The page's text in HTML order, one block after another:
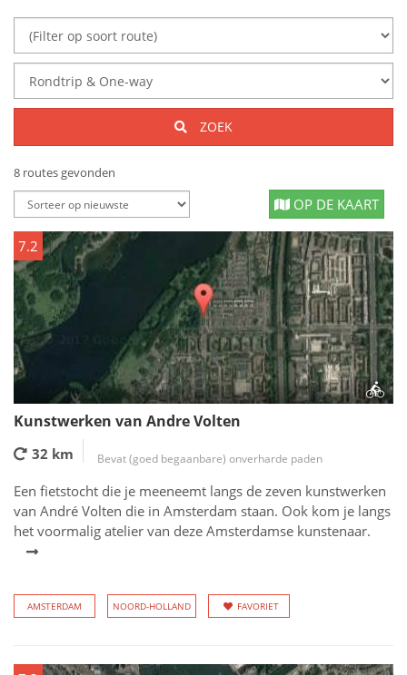
ZOEK
8 routes gevonden
OP DE KAART
7.2
Kunstwerken van Andre Volten
32 km Bevat (goed begaanbare) onverharde paden
Een fietstocht die je meeneemt langs de zeven kunstwerken
van André Volten die in Amsterdam staan. Ook kom je langs
het voormalig atelier van deze Amsterdamse kunstenaar.
AMSTERDAM NOORD-HOLLAND FAVORIET